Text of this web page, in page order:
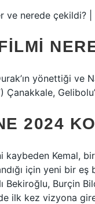
ve nerede çekildi?
yönettiği ve
Çanakkale,
2024
kaybeden Kemal,
için yeni bir eş
Bekiroğlu, Burçin
ilk kez vizyona